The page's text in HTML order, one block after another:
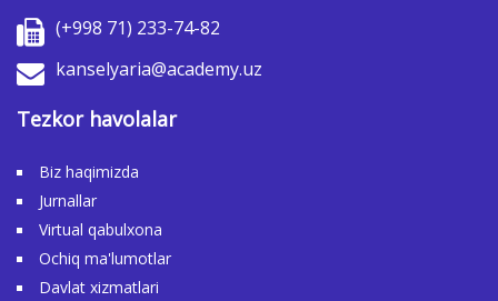
(+998 71) 233-74-82
kanselyaria@academy.uz
Tezkor havolalar
Biz haqimizda
Jurnallar
Virtual qabulxona
Ochiq ma'lumotlar
Davlat xizmatlari